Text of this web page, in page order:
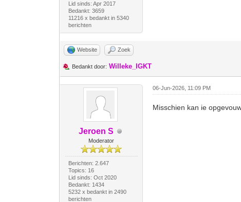
Lid sinds: Apr 2017
Bedankt: 3659
11216 x bedankt in 5340
berichten
Website Zoek
Bedankt door: Willeke_IGKT
Jeroen S
Moderator
Berichten: 2.647
Topics: 16
Lid sinds: Oct 2020
Bedankt: 1434
5232 x bedankt in 2490
berichten
06-Jun-2026, 11:09 PM
Misschien kan ie